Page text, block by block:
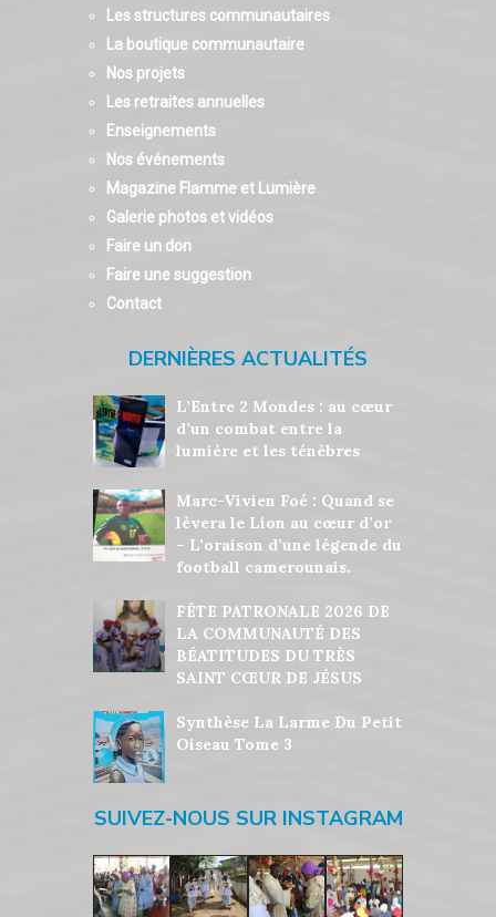
Les structures communautaires
La boutique communautaire
Nos projets
Les retraites annuelles
Enseignements
Nos événements
Magazine Flamme et Lumière
Galerie photos et vidéos
Faire un don
Faire une suggestion
Contact
DERNIÈRES ACTUALITÉS
L’Entre 2 Mondes : au cœur
d’un combat entre la
lumière et les ténèbres
Marc-Vivien Foé : Quand se
lèvera le Lion au cœur d’or
– L’oraison d’une légende du
football camerounais.
FÊTE PATRONALE 2026 DE
LA COMMUNAUTÉ DES
BÉATITUDES DU TRÈS
SAINT CŒUR DE JÉSUS
Synthèse La Larme Du Petit
Oiseau Tome 3
SUIVEZ-NOUS SUR INSTAGRAM